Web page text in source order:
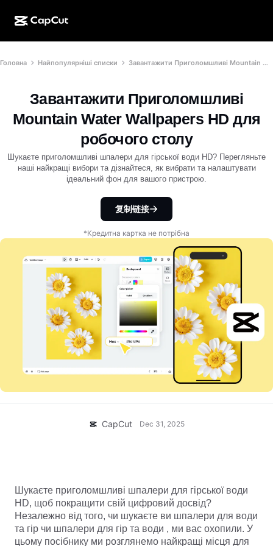
CapCut для настільних комп’ютерів
Онлайн-версія CapCut
CapCut Pad
CapCut для мобільних пристроїв
ШІ Dreamina
Створення ШІ
Відеостудія
ШІ-генератор відео
ШІ-генератор зображень
Покращення ШІ-зображення
Dreamina Seedance 2.5
Nano Banana Pro
Gemini Omni
Текст й аудіо
Автоматичні субтитри
Шаблони субтитрів
Зменшення шуму
Зображення
Функції
Редактор і генератор відео
Редактор і генератор зображень
Генератор і редактор голосу
Випадки використання
Соціальні мережі
Маркетинг
Стиль життя й влоги
Власний дизайн
Популярний вибір
Тренди й поради щодо шаблонів
Більше
Шаблони для соцмереж
Святкові шаблони
Більше
Шаблони календаря
Шаблони до річниці
Шаблони для бізнесу
Шаблони для галузей
Шаблони спогадів
Про нас
Ініціативи
Партнери
Піонерська програма
Програма для творчих партнерів
Креативний кампус CapCut
Допомога
Центр довіри
Центр довідки
Про Умови використання CapCut
Dreamina Seedance 2.0 Launch
Відкрити CapCut
Головна Найпопулярніші списки Завантажити Приголомшливі Mountain Water Wallpapers HD для робочого столу
Завантажити Приголомшливі
Mountain Water Wallpapers HD для
робочого столу
Шукаєте приголомшливі шпалери для гірської води HD? Перегляньте
наші найкращі вибори та дізнайтеся, як вибрати та налаштувати
ідеальний фон для вашого пристрою.
复制链接
*Кредитна картка не потрібна
CapCut Dec 31, 2025
Шукаєте приголомшливі шпалери для гірської води
HD, щоб покращити свій цифровий досвід?
Незалежно від того, чи шукаєте ви шпалери для води
та гір чи шпалери для гір та води , ми вас охопили. У
цьому посібнику ми розглянемо найкращі місця для